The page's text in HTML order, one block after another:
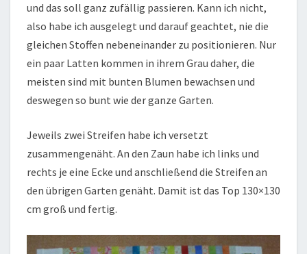
und das soll ganz zufällig passieren. Kann ich nicht,
also habe ich ausgelegt und darauf geachtet, nie die
gleichen Stoffen nebeneinander zu positionieren. Nur
ein paar Latten kommen in ihrem Grau daher, die
meisten sind mit bunten Blumen bewachsen und
deswegen so bunt wie der ganze Garten.
Jeweils zwei Streifen habe ich versetzt
zusammengenäht. An den Zaun habe ich links und
rechts je eine Ecke und anschließend die Streifen an
den übrigen Garten genäht. Damit ist das Top 130×130
cm groß und fertig.